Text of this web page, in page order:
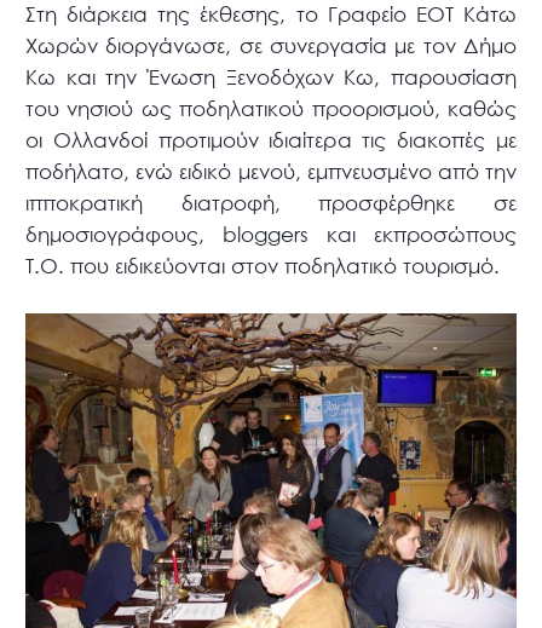
Στη διάρκεια της έκθεσης, το Γραφείο ΕΟΤ Κάτω
Χωρών διοργάνωσε, σε συνεργασία με τον Δήμο
Κω και την Ένωση Ξενοδόχων Κω, παρουσίαση
του νησιού ως ποδηλατικού προορισμού, καθώς
οι Ολλανδοί προτιμούν ιδιαίτερα τις διακοπές με
ποδήλατο, ενώ ειδικό μενού, εμπνευσμένο από την
ιπποκρατική διατροφή, προσφέρθηκε σε
δημοσιογράφους, bloggers και εκπροσώπους
T.O. που ειδικεύονται στον ποδηλατικό τουρισμό.